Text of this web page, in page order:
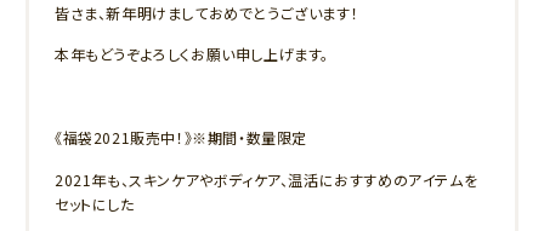
皆さま、新年明けましておめでとうございます！
本年もどうぞよろしくお願い申し上げます。
《福袋2021販売中！》※期間・数量限定
2021年も、スキンケアやボディケア、温活におすすめのアイテムを
セットにした